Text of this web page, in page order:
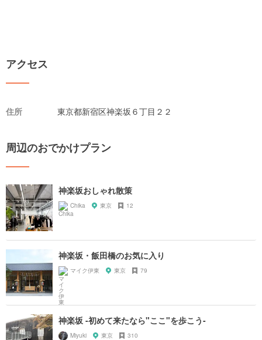
アクセス
住所 東京都新宿区神楽坂６丁目２２
周辺のおでかけプラン
神楽坂おしゃれ散策
Chika 東京 12
神楽坂・飯田橋のお気に入り
マイク伊東 東京 79
神楽坂 -初めて来たなら"ここ"を歩こう-
Miyuki 東京 310